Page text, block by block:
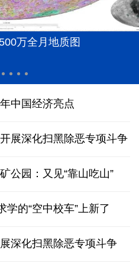
万全月地质图
中国经济亮点
展深化扫黑除恶专项斗争
公园：又见“靠山吃山”
的“空中校车”上新了
深化扫黑除恶专项斗争